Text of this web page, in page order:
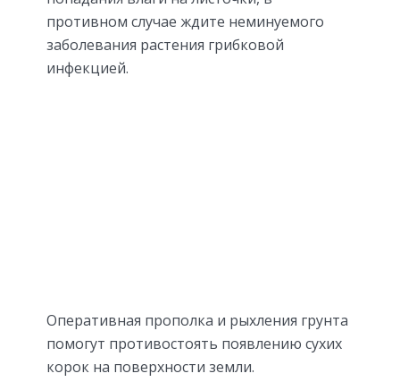
противном случае ждите неминуемого
заболевания растения грибковой
инфекцией.
Оперативная прополка и рыхления грунта
помогут противостоять появлению сухих
корок на поверхности земли.